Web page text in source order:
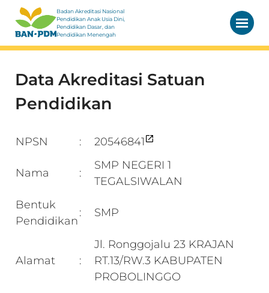
Badan Akreditasi Nasional
Pendidikan Anak Usia Dini,
Pendidikan Dasar, dan
Pendidikan Menengah
Data Akreditasi Satuan
Pendidikan
NPSN : 20546841
Nama :
SMP NEGERI 1
TEGALSIWALAN
Bentuk
Pendidikan
: SMP
Alamat :
Jl. Ronggojalu 23 KRAJAN
RT.13/RW.3 KABUPATEN
PROBOLINGGO